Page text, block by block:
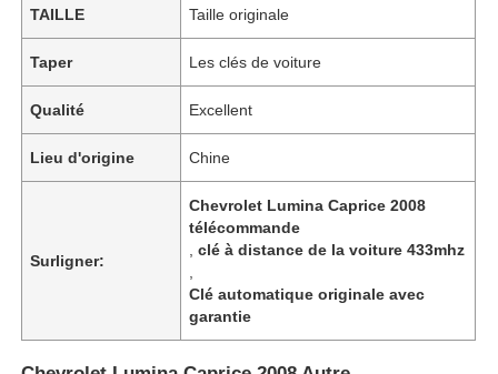
TAILLE Taille originale
Taper Les clés de voiture
Qualité Excellent
Lieu d'origine Chine
Surligner:
Chevrolet Lumina Caprice 2008
télécommande
,clé à distance de la voiture 433mhz
Clé automatique originale avec
garantie